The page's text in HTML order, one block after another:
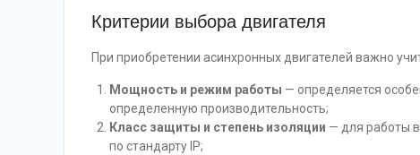
Критерии выбора двигателя
При приобретении асинхронных двигателей важно
Мощность и режим работы — определяется
определенную производительность;
Класс защиты и степень изоляции — для работы
по стандарту IP;